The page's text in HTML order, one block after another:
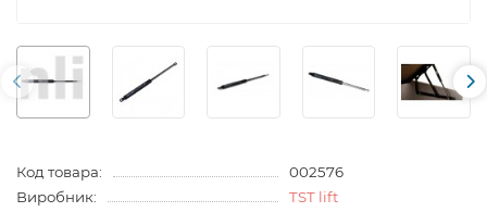
Код товара:
002576
Виробник:
TST lift